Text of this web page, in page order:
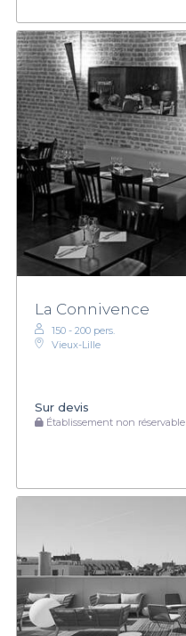
La Connivence
150 - 200 pers.
Vieux-Lille
Sur devis
Établissement non réservable